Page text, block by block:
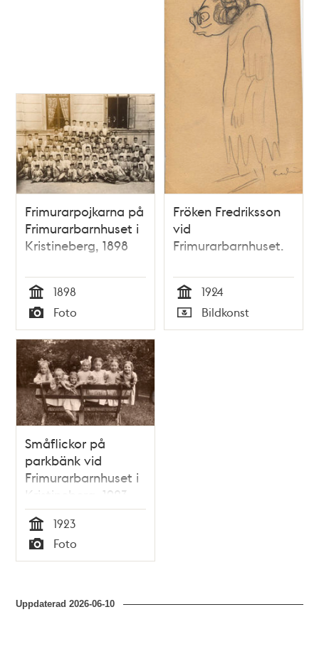
Frimurarpojkarna på
Frimurarbarnhuset i
Kristineberg, 1898
Tid
1898
Typ
Foto
Fröken Fredriksson
vid
Frimurarbarnhuset.
Tid
1924
Typ
Bildkonst
Småflickor på
parkbänk vid
Frimurarbarnhuset i
Kristineberg, 1923.
Tid
1923
Typ
Foto
Uppdaterad2026-06-10